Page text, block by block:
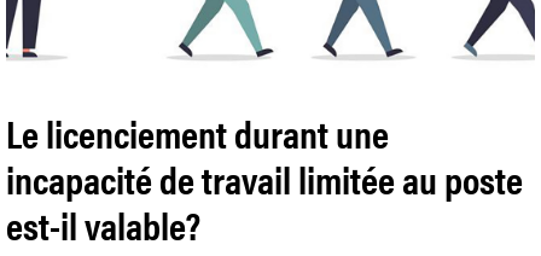
Le licenciement durant une
incapacité de travail limitée au poste
est-il valable?